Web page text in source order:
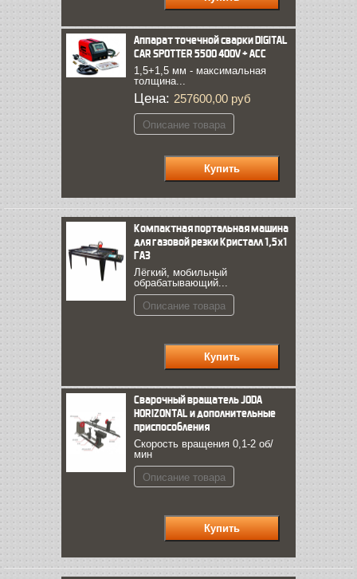
Аппарат точечной сварки DIGITAL
CAR SPOTTER 5500 400V + ACC
1,5+1,5 мм - максимальная
толщина...
Цена: 257600,00 руб
Описание товара
Компактная портальная машина
для газовой резки Кристалл 1,5х1
ГАЗ
Лёгкий, мобильный
обрабатывающий...
Описание товара
Сварочный вращатель JODA
HORIZONTAL и дополнительные
приспособления
Скорость вращения 0,1-2 об/
мин
Описание товара